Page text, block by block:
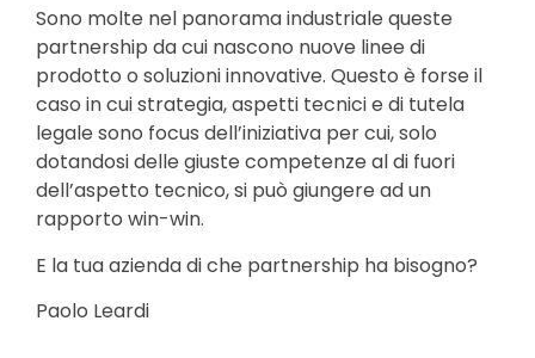
Sono molte nel panorama industriale queste
partnership da cui nascono nuove linee di
prodotto o soluzioni innovative. Questo è forse il
caso in cui strategia, aspetti tecnici e di tutela
legale sono focus dell’iniziativa per cui, solo
dotandosi delle giuste competenze al di fuori
dell’aspetto tecnico, si può giungere ad un
rapporto win-win.
E la tua azienda di che partnership ha bisogno?
Paolo Leardi